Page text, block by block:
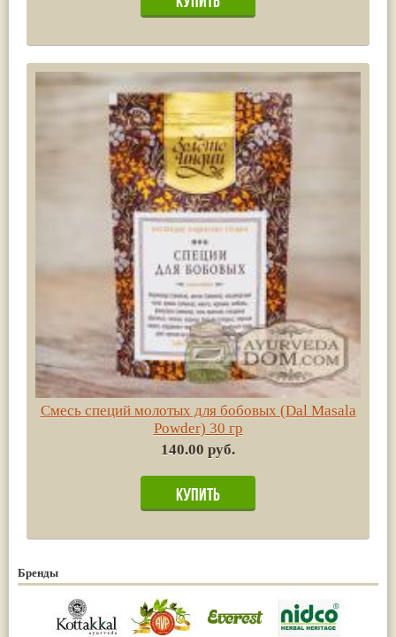
Смесь специй молотых для бобовых (Dal Masala
Powder) 30 гр
140.00 руб.
Бренды